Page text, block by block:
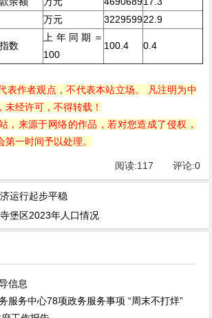
万元 322959922.9
数
上年同期＝
100
100.4 0.4
表作者观点，不代表本站立场。 凡注明为中
未经许可，不得转载！
，来源于网络的作品，若对您造成了侵权，
一时间予以处理。
阅读:117 评论:0
运行起步平稳
堡区2023年人口情况
信息
服务中心78项政务服务事项 “周末不打烊”